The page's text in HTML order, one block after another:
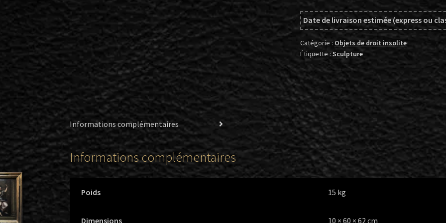
Lautard,
Prison
liberté,
sculpture
en
métal
patiné,
62cm
Date de livraison estimée (express ou
Catégorie : Objets de droit insolite
Étiquette :Sculpture
Informations complémentaires
Informations complémentaires
Poids 15 kg
Dimensions 10 × 60 × 62 cm